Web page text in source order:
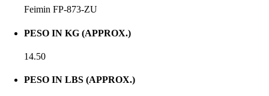
Feimin FP-873-ZU
PESO IN KG (APPROX.)
14.50
PESO IN LBS (APPROX.)